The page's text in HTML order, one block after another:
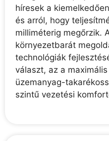
híresek a
és arról, hogy
milliméterig megőrzik.
környezetbarát
technológiák
választ, az a
üzemanyag-
szintű vezetési